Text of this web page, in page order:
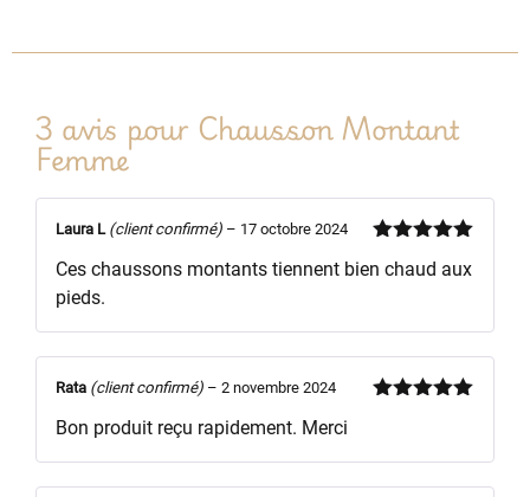
3 avis pour Chausson Montant
Femme
5
Laura L (client confirmé) – 17 octobre 2024
Ces chaussons montants tiennent bien chaud aux
pieds.
Rata (client confirmé) – 2 novembre 2024
Bon produit reçu rapidement. Merci